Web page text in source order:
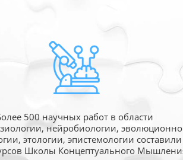
500 научных работ в области
нейробиологии,
этологии, эпистемологии составили
Школы Концептуального